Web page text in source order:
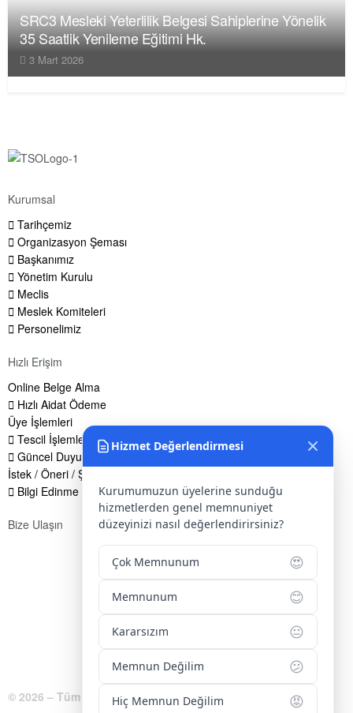
SRC3 Mesleki Yeterlilik Belgesi Sahiplerine Yönelik
35 Saatlik Yenileme Eğitimi Hk.
3 Mart 2026
Kurumsal
Tarihçemiz
Organizasyon Şeması
Başkanımız
Yönetim Kurulu
Meclis
Meslek Komiteleri
Personelimiz
Hızlı Erişim
Online Belge Alma
Hızlı Aidat Ödeme
Üye İşlemleri
Tescil İşlemleri
Güncel Duyurular
İstek / Öneri / Şikayet Formu
Bilgi Edinme Hakkı
Bize Ulaşın
Yenice Mah. Atatürk Cad. Tüccarlar İşhanı Kat:1 No:1
KIRŞEHİR / TÜRKİYE
0 386 213 11 86
0 544 213 11 86
bilgi@kirsehirtso.org.tr
© 2026 – Tüm Hakları Saklıdır.
Hizmet Değerlendirmesi
Kurumumuzun üyelerine sunduğu
hizmetlerden genel memnuniyet
düzeyinizi nasıl değerlendirirsiniz?
Çok Memnunum 😍
Memnunum 😊
Kararsızım 😐
Memnun Değilim 😕
Hiç Memnun Değilim 😡